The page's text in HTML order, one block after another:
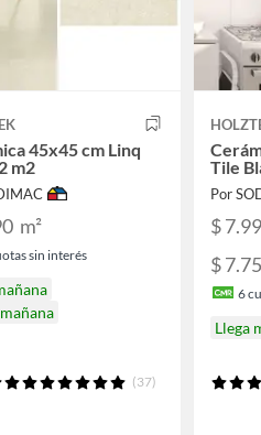
45x45 cm Linq
m2
m²
sin interés
(37)
Tile
Por
$
$
6
Llega